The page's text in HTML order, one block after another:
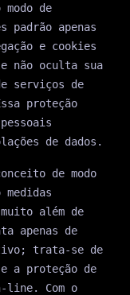
de
padrão apenas
e cookies
não oculta sua
serviços de
proteção
de dados.
de modo
medidas
além de
apenas de
trata-se de
a proteção de
line. Com o